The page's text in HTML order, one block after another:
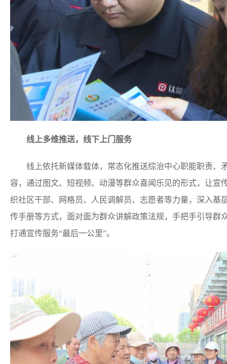
线上多维推送，线下上门服务
线上依托新媒体载体，常态化推送综治中心职能职责、
容，通过图文、短视频、动漫等群众喜闻乐见的形式，让
织社区干部、网格员、人民调解员、志愿者等力量，深入基
传手册等方式，面对面为群众讲解政策法规，手把手引导群
打通宣传服务“最后一公里”。